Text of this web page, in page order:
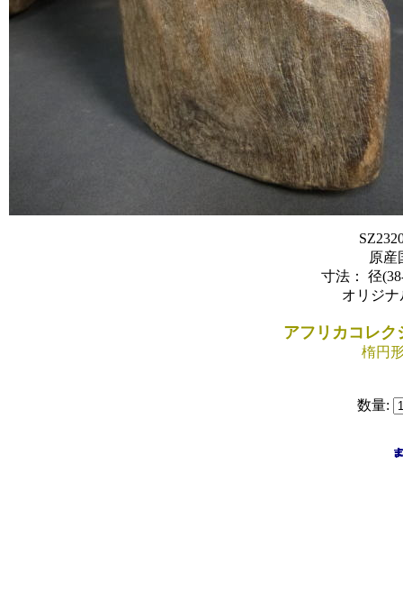
原
寸法： 径
オリジ
アフリカコレ
楕円
数量: